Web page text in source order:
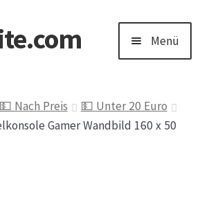
Menü
💵 Nach Preis
💵 Unter 20 Euro
Gamer Wandbild 160 x 50